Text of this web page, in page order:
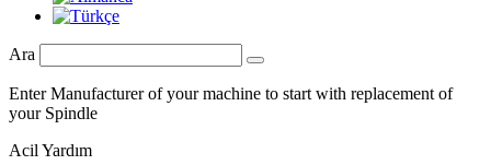
Ara
Enter Manufacturer of your machine to start with replacement of
your Spindle
Acil Yardım